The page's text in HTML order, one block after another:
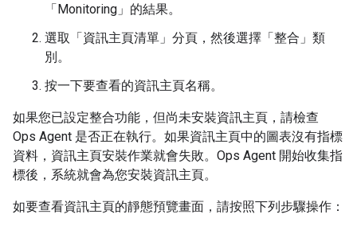
「Monitoring」的結果。
選取「資訊主頁清單」 分頁，然後選擇「整合」 類
別。
按一下要查看的資訊主頁名稱。
如果您已設定整合功能，但尚未安裝資訊主頁，請檢查
Ops Agent 是否正在執行。如果資訊主頁中的圖表沒有指標
資料，資訊主頁安裝作業就會失敗。Ops Agent 開始收集指
標後，系統就會為您安裝資訊主頁。
如要查看資訊主頁的靜態預覽畫面，請按照下列步驟操作：